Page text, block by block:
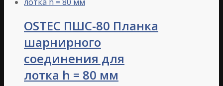
OSTEC ПШС-80 Планка
шарнирного
соединения для
лотка h = 80 мм